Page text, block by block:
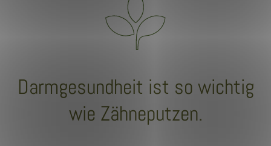
Darmgesundheit ist so wichtig
wie Zähneputzen.